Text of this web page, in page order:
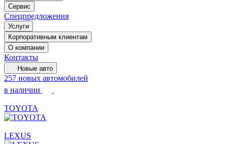
Сервис
Спецпредложения
Услуги
Корпоративным клиентам
О компании
Контакты
Новые авто
257 новых автомобилей
в наличии
TOYOTA
LEXUS